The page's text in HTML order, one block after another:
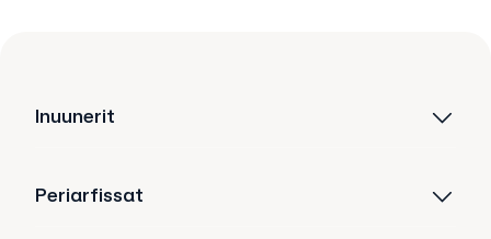
Inuunerit
Periarfissat